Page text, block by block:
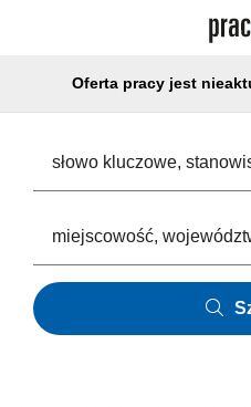
Oferta pracy jest